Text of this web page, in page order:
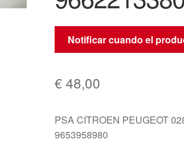
Notificar cuando el
€ 48,00
PSA CITROEN PEUGEOT
9653958980